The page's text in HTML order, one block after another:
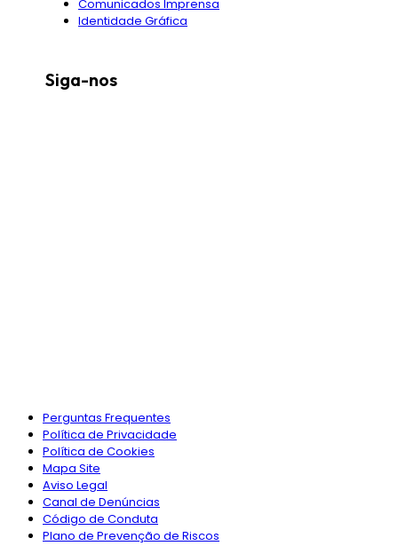
Comunicados Imprensa
Identidade Gráfica
Siga-nos
Perguntas Frequentes
Política de Privacidade
Política de Cookies
Mapa Site
Aviso Legal
Canal de Denúncias
Código de Conduta
Plano de Prevenção de Riscos